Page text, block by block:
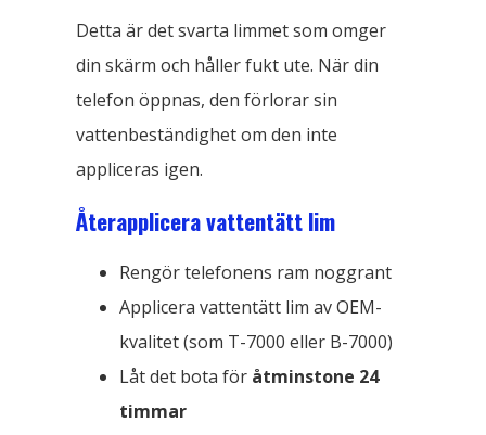
Detta är det svarta limmet som omger
din skärm och håller fukt ute. När din
telefon öppnas, den förlorar sin
vattenbeständighet om den inte
appliceras igen.
Återapplicera vattentätt lim
Rengör telefonens ram noggrant
Applicera vattentätt lim av OEM-
kvalitet (som T-7000 eller B-7000)
Låt det bota för åtminstone 24
timmar